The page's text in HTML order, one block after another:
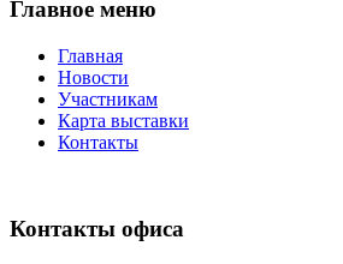
Главное меню
Главная
Новости
Участникам
Карта выставки
Контакты
Контакты офиса